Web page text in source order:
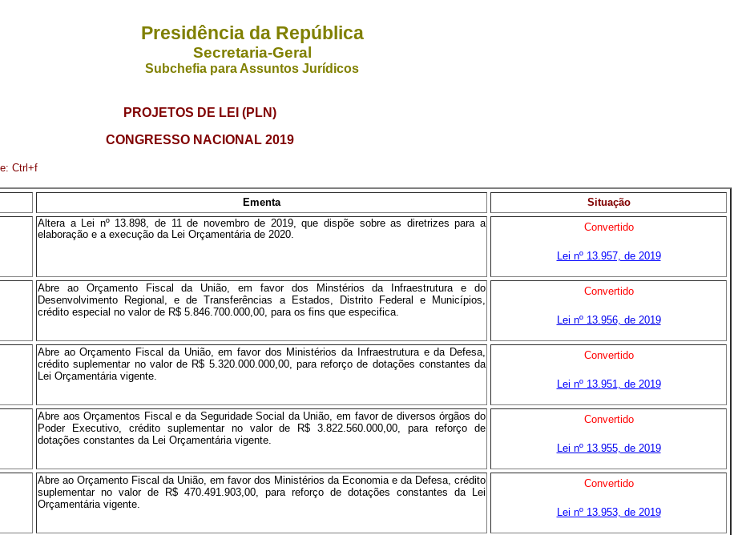
Presidência da República
Secretaria-Geral
Subchefia para Assuntos Jurídicos
PROJETOS DE LEI (PLN)
CONGRESSO NACIONAL 2019
Ctrl+f
Ementa
Situação
Altera a Lei nº 13.898, de 11 de novembro de 2019, que dispõe sobre as diretrizes para a
elaboração e a execução da Lei Orçamentária de 2020.
Convertido
Lei nº 13.957, de 2019
Abre ao Orçamento Fiscal da União, em favor dos Minstérios da Infraestrutura e do
Desenvolvimento Regional, e de Transferências a Estados, Distrito Federal e Municípios,
crédito especial no valor de R$ 5.846.700.000,00, para os fins que especifica.
Convertido
Lei nº 13.956, de 2019
Abre ao Orçamento Fiscal da União, em favor dos Ministérios da Infraestrutura e da Defesa,
crédito suplementar no valor de R$ 5.320.000.000,00, para reforço de dotações constantes da
Lei Orçamentária vigente.
Convertido
Lei nº 13.951, de 2019
Abre aos Orçamentos Fiscal e da Seguridade Social da União, em favor de diversos órgãos do
Poder Executivo, crédito suplementar no valor de R$ 3.822.560.000,00, para reforço de
dotações constantes da Lei Orçamentária vigente.
Convertido
Lei nº 13.955, de 2019
Abre ao Orçamento Fiscal da União, em favor dos Ministérios da Economia e da Defesa, crédito
suplementar no valor de R$ 470.491.903,00, para reforço de dotações constantes da Lei
Orçamentária vigente.
Convertido
Lei nº 13.953, de 2019